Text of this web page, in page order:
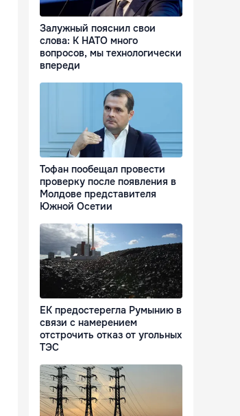
Залужный пояснил свои
слова: К НАТО много
вопросов, мы технологически
впереди
Тофан пообещал провести
проверку после появления в
Молдове представителя
Южной Осетии
ЕК предостерегла Румынию в
связи с намерением
отстрочить отказ от угольных
ТЭС